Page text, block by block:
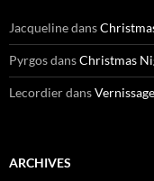
Jacquelinedans
PyrgosdansChristmas
Lecordierdans
ARCHIVES